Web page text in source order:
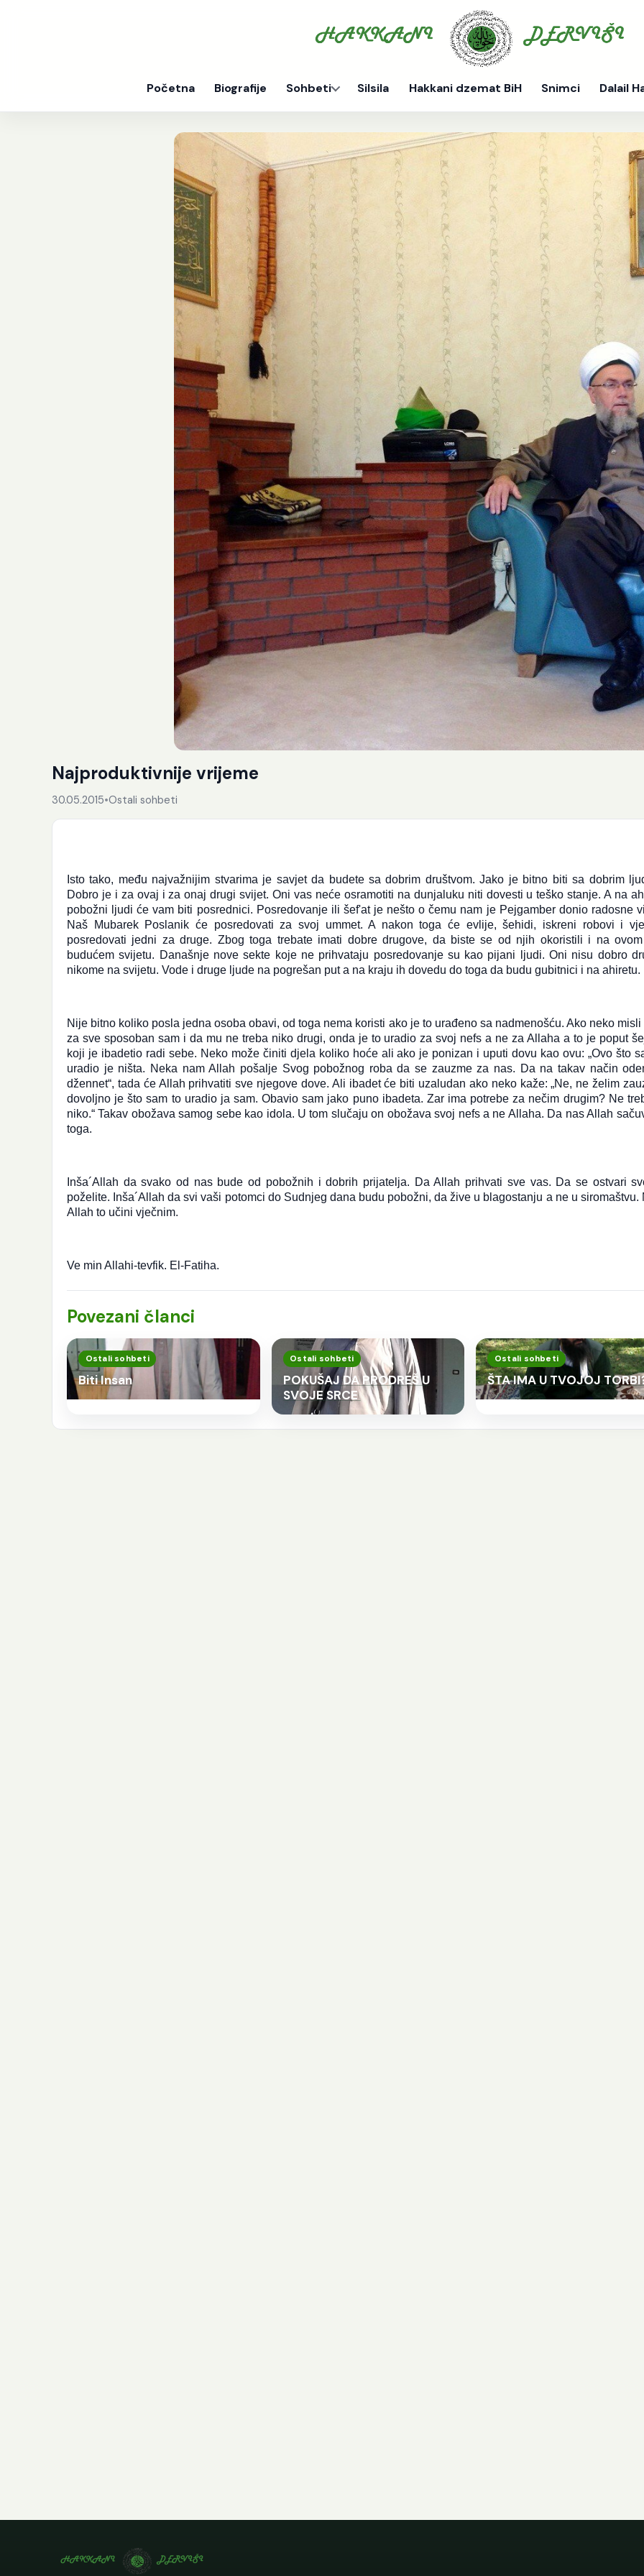
Početna Biografije Sohbeti Silsila Hakkani dzemat BiH Snimci Dalail
Najproduktivnije vrijeme
30.05.2015•Ostali sohbeti
Isto tako, među najvažnijim stvarima je savjet da budete sa dobrim društvom. Jako je bitno biti sa dobrim
Dobro je i za ovaj i za onaj drugi svijet. Oni vas neće osramotiti na dunjaluku niti dovesti u teško stanje. A na
pobožni ljudi će vam biti posrednici. Posredovanje ili šef'at je nešto o čemu nam je Pejgamber donio radosne
Naš Mubarek Poslanik će posredovati za svoj ummet. A nakon toga će evlije, šehidi, iskreni robovi i
posredovati jedni za druge. Zbog toga trebate imati dobre drugove, da biste se od njih okoristili i na
budućem svijetu. Današnje nove sekte koje ne prihvataju posredovanje su kao pijani ljudi. Oni nisu dobro
nikome na svijetu. Vode i druge ljude na pogrešan put a na kraju ih dovedu do toga da budu gubitnici i na ahiretu.
Nije bitno koliko posla jedna osoba obavi, od toga nema koristi ako je to urađeno sa nadmenošću. Ako neko misli
za sve sposoban sam i da mu ne treba niko drugi, onda je to uradio za svoj nefs a ne za Allaha a to je poput
koji je ibadetio radi sebe. Neko može činiti djela koliko hoće ali ako je ponizan i uputi dovu kao ovu: „Ovo što
uradio je ništa. Neka nam Allah pošalje Svog pobožnog roba da se zauzme za nas. Da na takav način
džennet“, tada će Allah prihvatiti sve njegove dove. Ali ibadet će biti uzaludan ako neko kaže: „Ne, ne želim
dovoljno je što sam to uradio ja sam. Obavio sam jako puno ibadeta. Zar ima potrebe za nečim drugim? Ne
niko.“ Takav obožava samog sebe kao idola. U tom slučaju on obožava svoj nefs a ne Allaha. Da nas Allah
toga.
Inša´Allah da svako od nas bude od pobožnih i dobrih prijatelja. Da Allah prihvati sve vas. Da se ostvari
poželite. Inša´Allah da svi vaši potomci do Sudnjeg dana budu pobožni, da žive u blagostanju a ne u siromaštvu.
Allah to učini vječnim.
Ve min Allahi-tevfik. El-Fatiha.
Povezani članci
Ostali sohbeti
Biti Insan
Ostali sohbeti
POKUŠAJ DA PRODREŠ U
SVOJE SRCE
Ostali sohbeti
ŠTA IMA U TVOJOJ